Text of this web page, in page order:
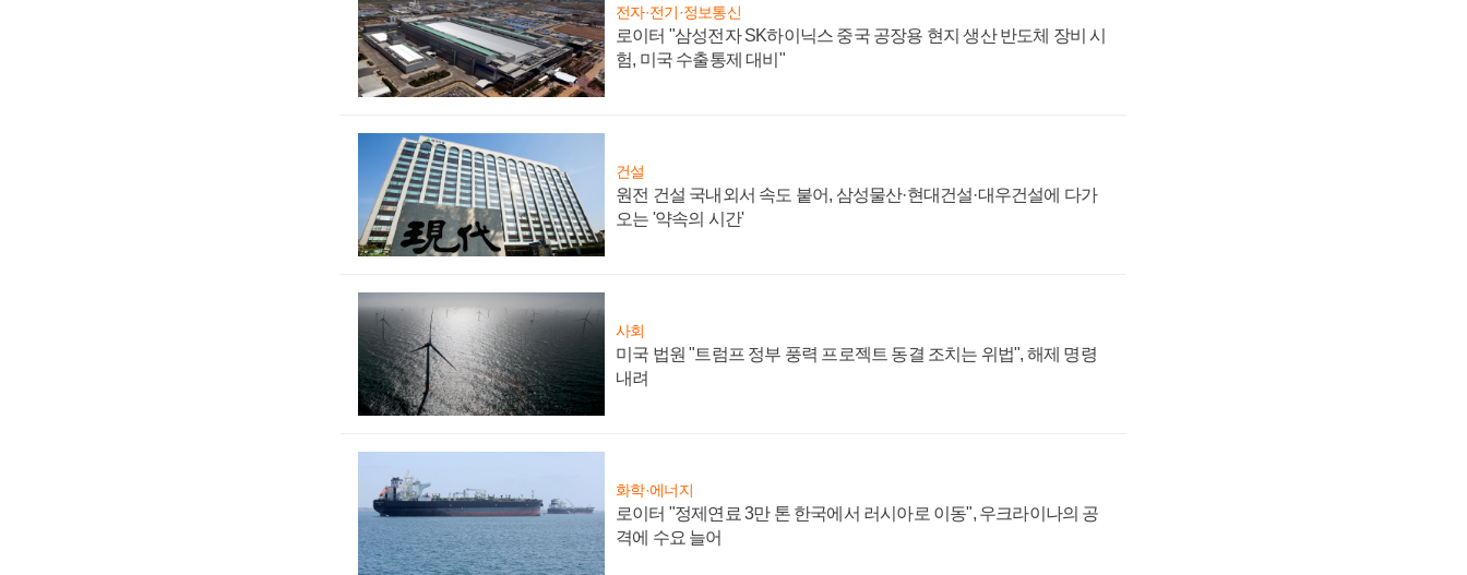
전자·전기·정보통신
로이터 "삼성전자 SK하이닉스 중국 공장용 현지 생산 반도체 장비 시
험, 미국 수출통제 대비"
건설
원전 건설 국내외서 속도 붙어, 삼성물산·현대건설·대우건설에 다가
오는 '약속의 시간'
사회
미국 법원 "트럼프 정부 풍력 프로젝트 동결 조치는 위법", 해제 명령
내려
화학·에너지
로이터 "정제연료 3만 톤 한국에서 러시아로 이동", 우크라이나의 공
격에 수요 늘어